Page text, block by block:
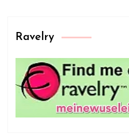
Ravelry